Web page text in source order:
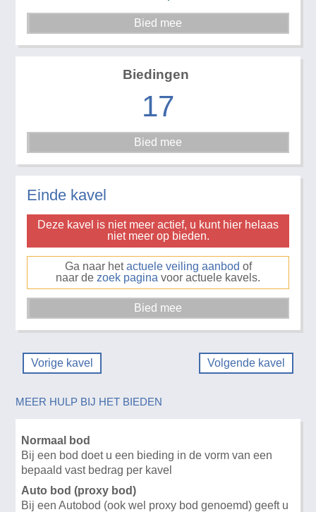
Biedingen
17
Einde kavel
Deze kavel is niet meer actief, u kunt hier helaas
niet meer op bieden.
Ga naar hetactuele veiling aanbod of
naar de zoek pagina voor actuele kavels.
Vorige kavel Volgende kavel
MEER HULP BIJ HET BIEDEN
Normaal bod
Bij een bod doet u een bieding in de vorm van een
bepaald vast bedrag per kavel
Auto bod (proxy bod)
Bij een Autobod (ook wel proxy bod genoemd) geeft u